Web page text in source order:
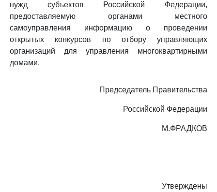
нужд субъектов Российской Федерации,
предоставляемую органами местного
самоуправления информацию о проведении
открытых конкурсов по отбору управляющих
организаций для управления многоквартирными
домами.
Председатель Правительства
Российской Федерации
М.ФРАДКОВ
Утверждены